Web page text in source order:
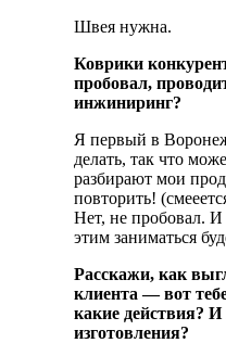
Швея нужна.
Коврики
пробовал,
инжиниринг?
Я первый в
делать, так что
разбирают мои
повторить!
Нет, не пробовал. И
этим заниматься
Расскажи, как
клиента — вот
какие действия?
изготовления?